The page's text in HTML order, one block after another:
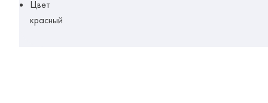
Цвет
красный